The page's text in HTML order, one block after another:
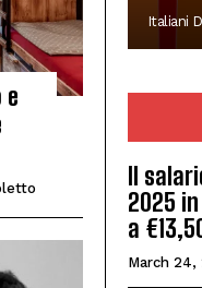
e
Italiani
Il
2025
a
March 24,